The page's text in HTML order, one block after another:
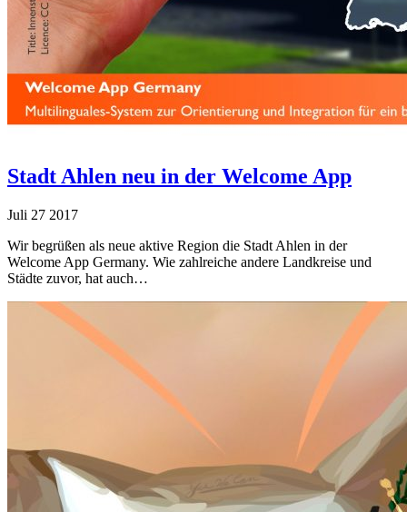
Stadt Ahlen neu in der Welcome App
Juli 27 2017
Wir begrüßen als neue aktive Region die Stadt Ahlen in der
Welcome App Germany. Wie zahlreiche andere Landkreise und
Städte zuvor, hat auch…